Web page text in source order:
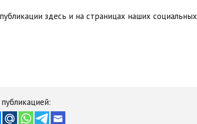
здесь и на страницах наших социальных